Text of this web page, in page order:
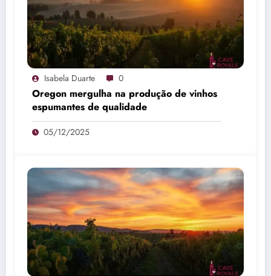
Isabela Duarte 0
Oregon mergulha na produção de vinhos
espumantes de qualidade
05/12/2025